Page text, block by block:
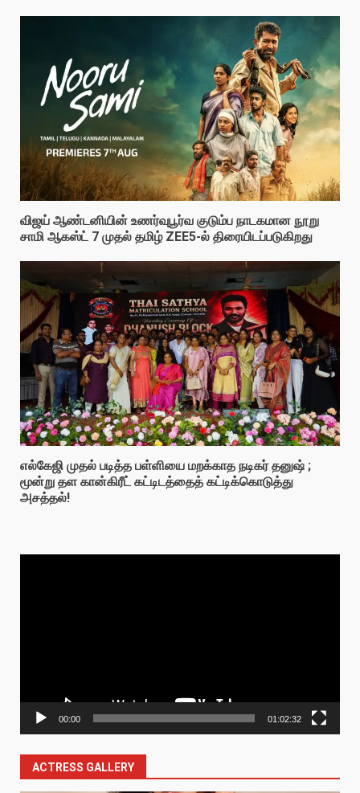
விஜய் ஆண்டனியின் உணர்வுபூர்வ குடும்ப நாடகமான நூறு
சாமி ஆகஸ்ட் 7 முதல் தமிழ் ZEE5-ல் திரையிடப்படுகிறது
எல்கேஜி முதல் படித்த பள்ளியை மறக்காத நடிகர் தனுஷ் ;
மூன்று தள கான்கிரீட் கட்டிடத்தைத் கட்டிக்கொடுத்து
அசத்தல்!
00:00 01:02:32
ACTRESS GALLERY